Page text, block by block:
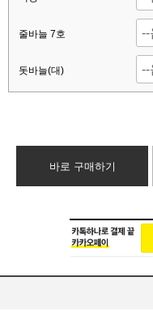
줄바늘 7호
돗바늘(대)
바로 구매하기